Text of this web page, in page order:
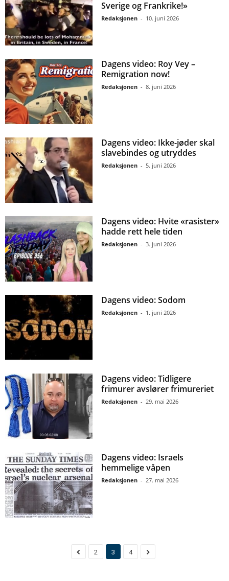
Sverige og Frankrike!»
Redaksjonen - 10. juni 2026
Dagens video: Roy Vey –
Remigration now!
Redaksjonen - 8. juni 2026
Dagens video: Ikke-jøder skal
slavebindes og utryddes
Redaksjonen - 5. juni 2026
Dagens video: Hvite «rasister»
hadde rett hele tiden
Redaksjonen - 3. juni 2026
Dagens video: Sodom
Redaksjonen - 1. juni 2026
Dagens video: Tidligere
frimurer avslører frimureriet
Redaksjonen - 29. mai 2026
Dagens video: Israels
hemmelige våpen
Redaksjonen - 27. mai 2026
2 3 4